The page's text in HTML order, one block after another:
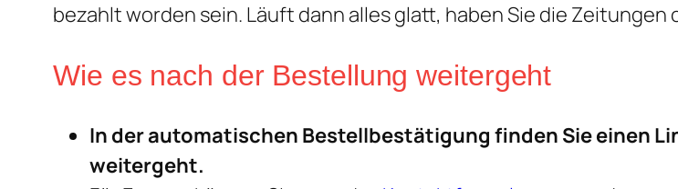
bezahlt worden sein. Läuft dann alles glatt, haben Sie die Zeitungen
Wie es nach der Bestellung weitergeht
In der automatischen Bestellbestätigung finden Sie einen
weitergeht.